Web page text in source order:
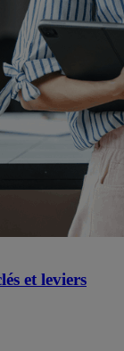
et leviers